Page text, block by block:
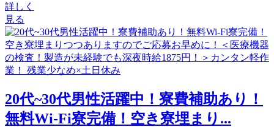
詳しく
見る
20代~30代男性活躍中！寮費補助あり！
無料Wi-Fi寮完備！空き寮埋まり...